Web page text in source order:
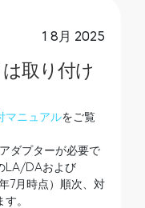
1 8月 2025
取り付け
マニュアルをご覧
ダプターが必要で
LA/DAおよび
7月時点）順次、対
。